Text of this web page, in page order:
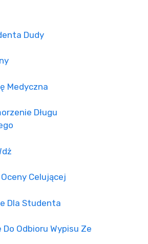
Dudy
Medyczna
Długu
Celującej
Dla Studenta
Odbioru Wypisu Ze